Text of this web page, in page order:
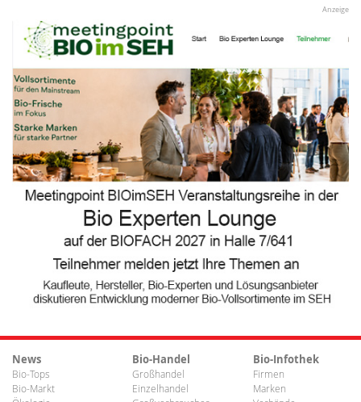
Anzeige
News
Bio-Tops
Bio-Markt
Bio-Handel
Großhandel
Einzelhandel
Bio-Infothek
Firmen
Marken